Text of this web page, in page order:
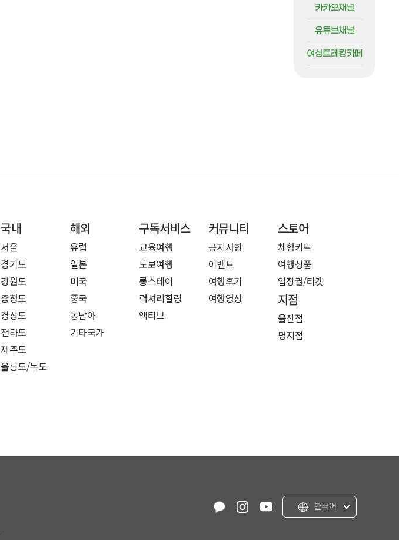
국내
서울
경기도
강원도
충청도
경상도
전라도
제주도
울릉도/독도
해외
유럽
일본
미국
중국
동남아
기타국가
구독서비스
교육여행
도보여행
롱스테이
력셔리힐링
액티브
커뮤니티
공지사항
이벤트
여행후기
여행영상
스토어
체험키트
여행상품
입장권/티켓
지점
울산점
명지점
한국어
카카오채널
유튜브채널
여성트레킹카페